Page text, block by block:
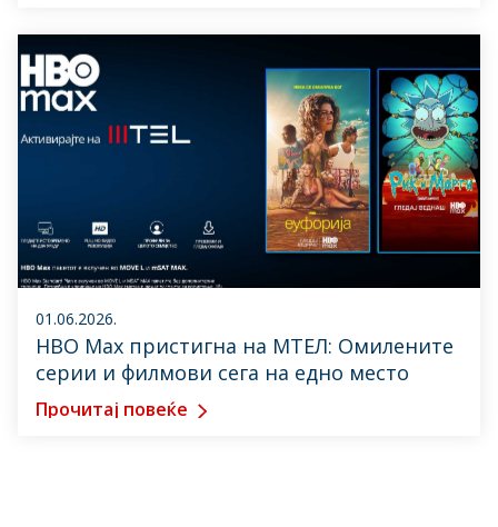
01.06.2026.
HBO Max пристигна на МТЕЛ: Омилените
серии и филмови сега на едно место
Прочитај повеќе